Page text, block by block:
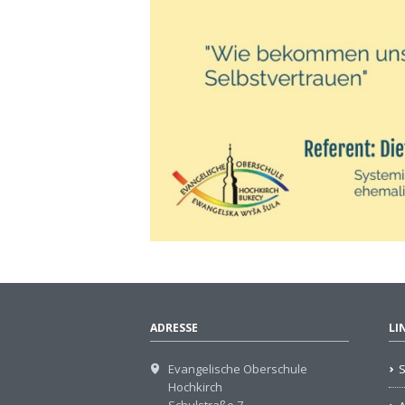
ADRESSE
Evangelische Oberschule
Hochkirch